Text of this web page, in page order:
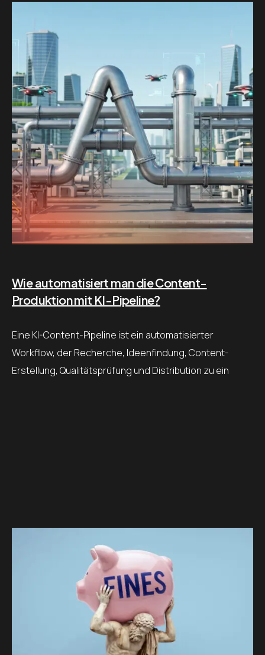
Wie automatisiert man die Content-
Produktion mit KI-Pipeline?
Eine KI-Content-Pipeline ist ein automatisierter
Workflow, der Recherche, Ideenfindung, Content-
Erstellung, Qualitätsprüfung und Distribution zu ein